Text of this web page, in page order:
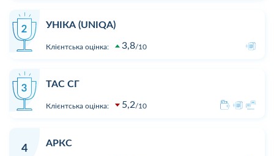
УНІКА (UNIQA)
Клієнтська оцінка: 3,8 10
ТАС СГ
Клієнтська оцінка: 5,2 10
4
АРКС